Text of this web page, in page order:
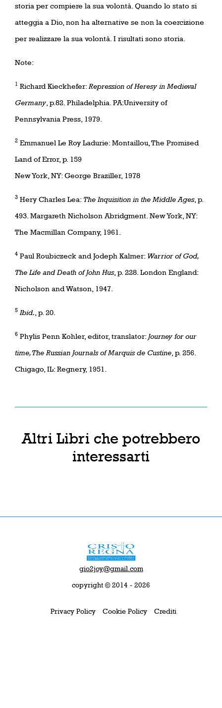
storia per compiere la sua volontà. Quando lo stato si
atteggia a Dio, non ha alternative se non la coercizione
per realizzare la sua volontà. I ​​risultati sono storia.
Note:
1 Richard Kieckhefer: Repression of Heresy in Medieval
Germany, p.82. Philadelphia. PA:University of
Pennsylvania Press, 1979.
2 Emmanuel Le Roy Ladurie: Montaillou, The Promised
Land of Error, p. 159
New York, NY: George Braziller, 1978
3 Hery Charles Lea: The Inquisition in the Middle Ages, p.
493. Margareth Nicholson Abridgment. New York, NY:
The Macmillan Company, 1961.
4 Paul Roubiczeck and Jodeph Kalmer: Warrior of God,
The Life and Death of John Hus, p. 228. London England:
Nicholson and Watson, 1947.
5 Ibid. , p. 20.
6 Phylis Penn Kohler, editor, translator: Journey for our
time, The Russian Journals of Marquis de Custine , p. 256.
Chigago, IL: Regnery, 1951.
Altri Libri che potrebbero
interessarti
gio2joy@gmail.com
copyright © 2014 - 2026
Privacy Policy Cookie Policy Crediti